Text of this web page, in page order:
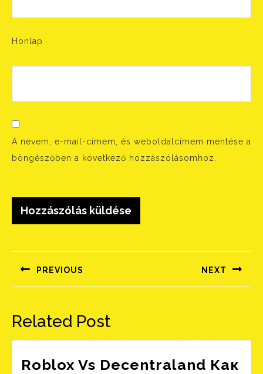
Honlap
A nevem, e-mail-címem, és weboldalcímem mentése a
böngészőben a következő hozzászólásomhoz.
navigáció
PREVIOUS
Előző
NEXT
Következő
Related Post
Roblox Vs Decentraland Как